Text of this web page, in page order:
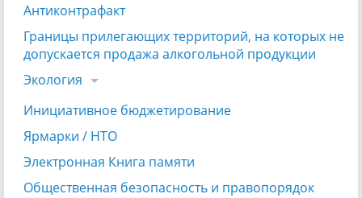
Антиконтрафакт
Границы прилегающих территорий, на которых не
допускается продажа алкогольной продукции
Экология
Инициативное бюджетирование
Ярмарки / НТО
Электронная Книга памяти
Общественная безопасность и правопорядок